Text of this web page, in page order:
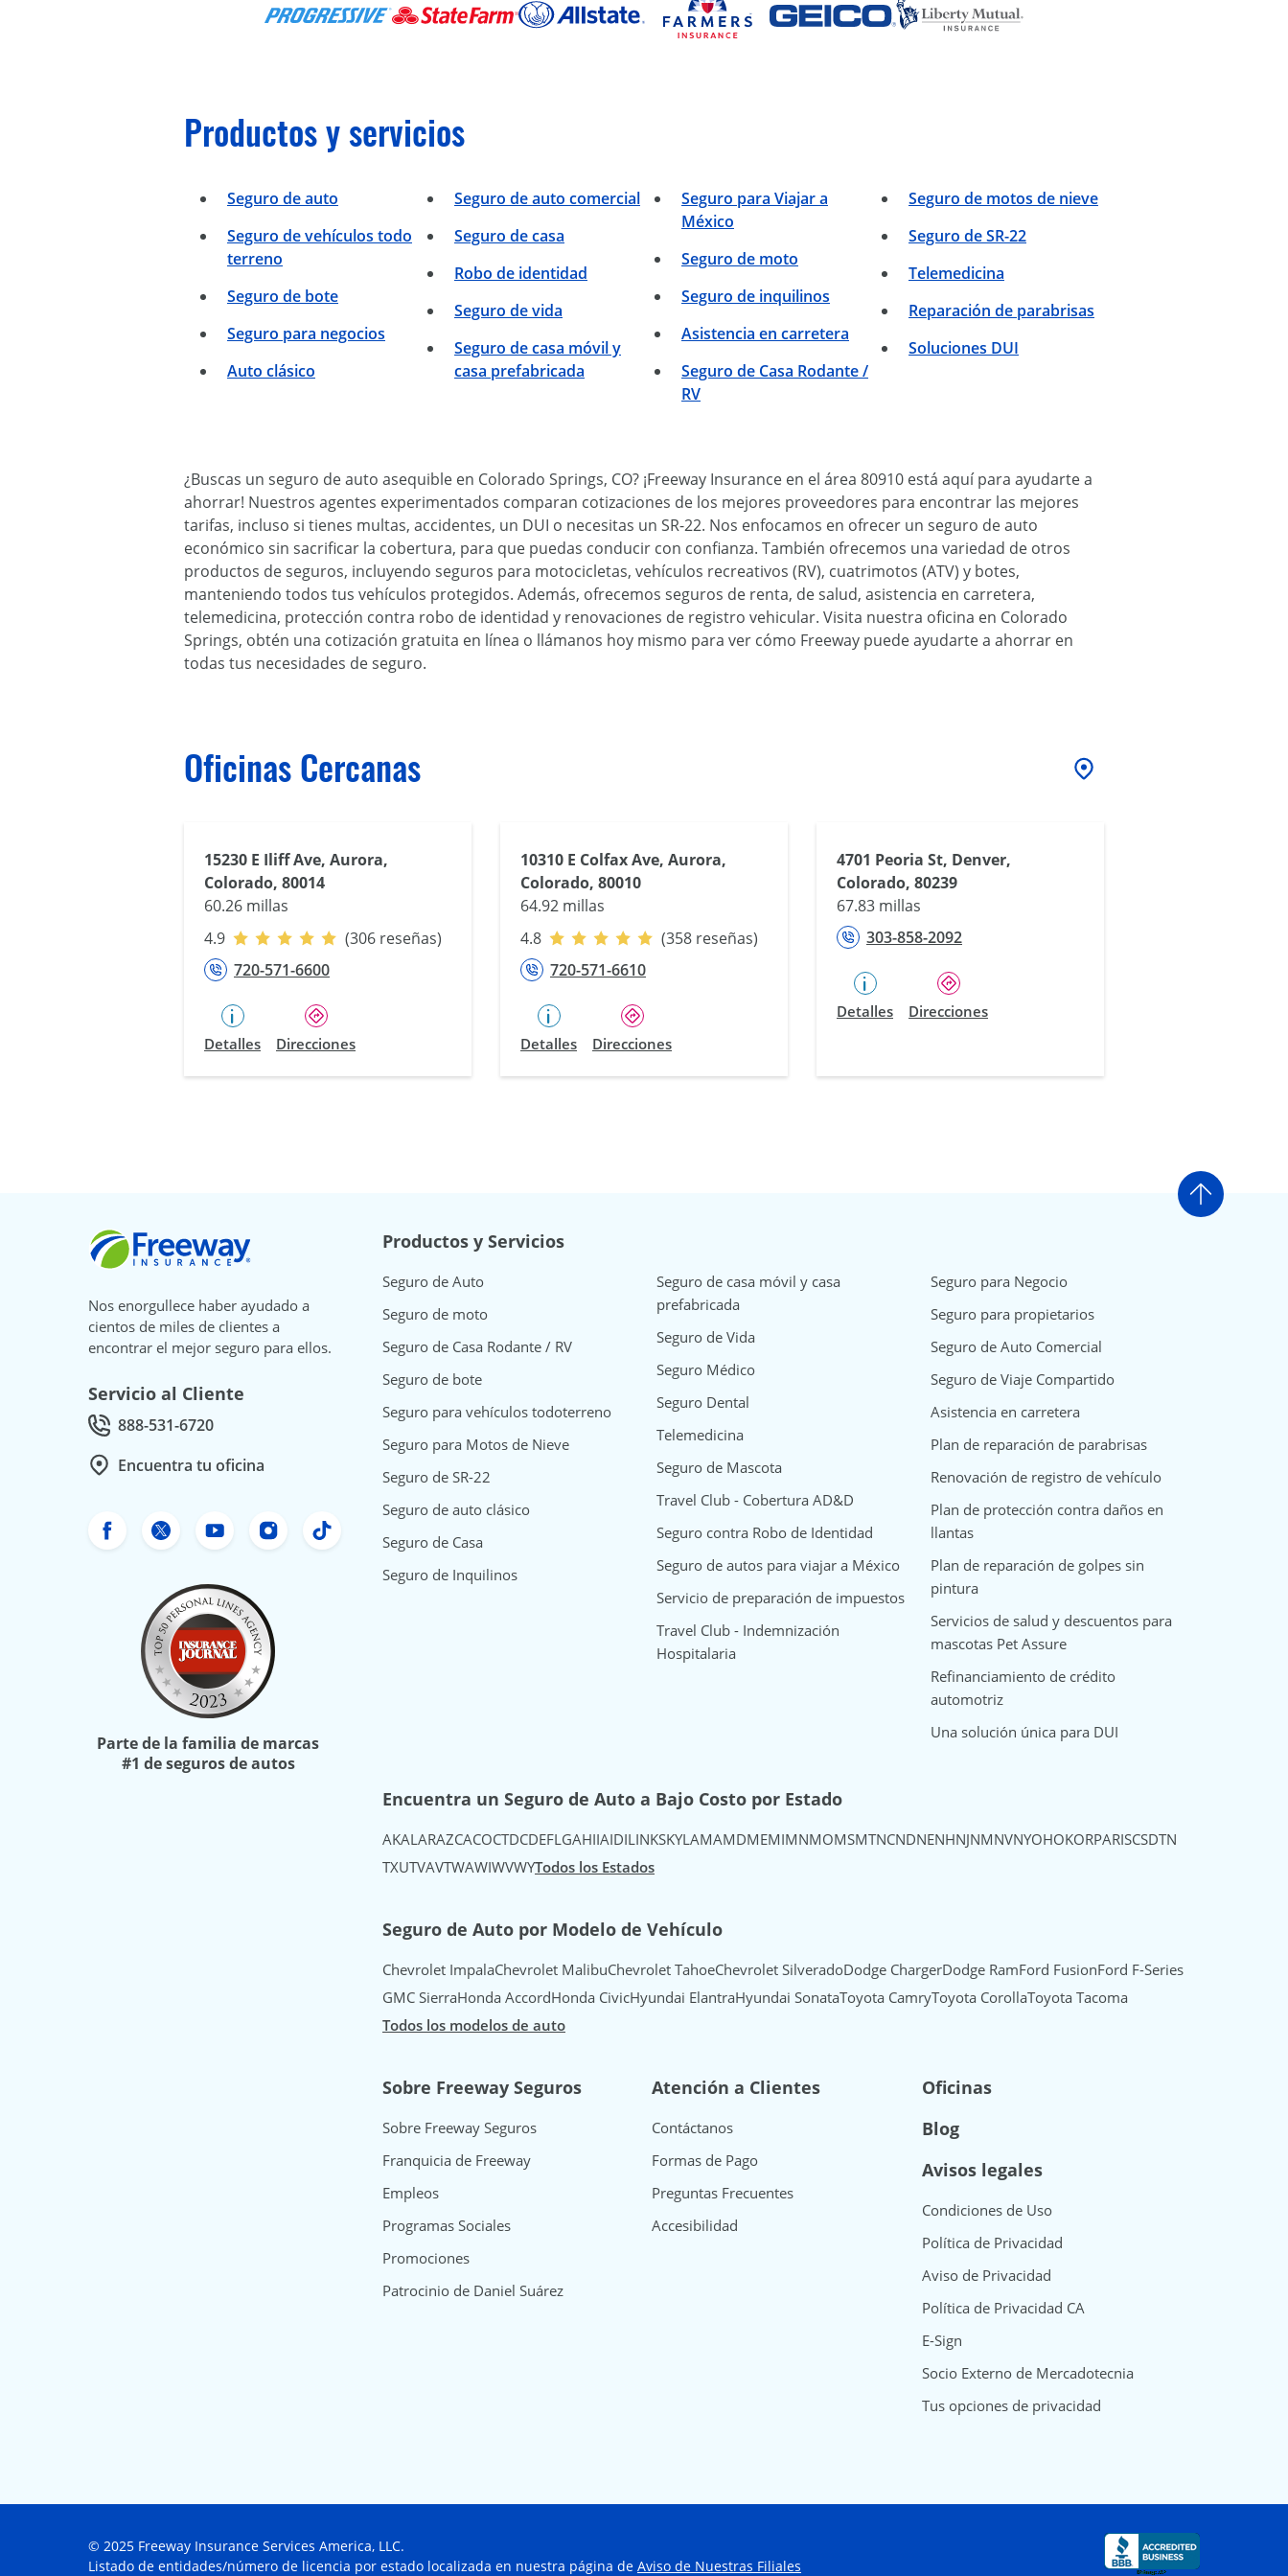
Productos y servicios
Seguro de auto
Seguro de vehículos todo
terreno
Seguro de bote
Seguro para negocios
Auto clásico
Seguro de auto comercial
Seguro de casa
Robo de identidad
Seguro de vida
Seguro de casa móvil y
casa prefabricada
Seguro para Viajar a
México
Seguro de moto
Seguro de inquilinos
Asistencia en carretera
Seguro de Casa Rodante /
RV
Seguro de motos de nieve
Seguro de SR-22
Telemedicina
Reparación de parabrisas
Soluciones DUI
¿Buscas un seguro de auto asequible en Colorado Springs, CO? ¡Freeway Insurance en el área 80910 está aquí para ayudarte a
ahorrar! Nuestros agentes experimentados comparan cotizaciones de los mejores proveedores para encontrar las mejores
tarifas, incluso si tienes multas, accidentes, un DUI o necesitas un SR-22. Nos enfocamos en ofrecer un seguro de auto
económico sin sacrificar la cobertura, para que puedas conducir con confianza. También ofrecemos una variedad de otros
productos de seguros, incluyendo seguros para motocicletas, vehículos recreativos (RV), cuatrimotos (ATV) y botes,
manteniendo todos tus vehículos protegidos. Además, ofrecemos seguros de renta, de salud, asistencia en carretera,
telemedicina, protección contra robo de identidad y renovaciones de registro vehicular. Visita nuestra oficina en Colorado
Springs, obtén una cotización gratuita en línea o llámanos hoy mismo para ver cómo Freeway puede ayudarte a ahorrar en
todas tus necesidades de seguro.
Oficinas Cercanas
15230 E Iliff Ave, Aurora,
Colorado, 80014
60.26 millas
4.9
(306 reseñas)
720-571-6600
Detalles Direcciones
10310 E Colfax Ave, Aurora,
Colorado, 80010
64.92 millas
4.8
(358 reseñas)
720-571-6610
Detalles Direcciones
4701 Peoria St, Denver,
Colorado, 80239
67.83 millas
303-858-2092
Detalles Direcciones
Ir arriba
Freeway Insurance
Nos enorgullece haber ayudado a
cientos de miles de clientes a
encontrar el mejor seguro para ellos.
Servicio al Cliente
Call Customer service at
888-531-6720
Encuentra tu oficina
Facebook de Freeway Insurance
Twitter de Freeway Insurance
YouTube de Freeway Insurance
Instagram Freeway Insurance
TikTok Freeway Insurance
Parte de la familia de marcas
#1 de seguros de autos
Productos y Servicios
Seguro de Auto
Seguro de moto
Seguro de Casa Rodante / RV
Seguro de bote
Seguro para vehículos todoterreno
Seguro para Motos de Nieve
Seguro de SR-22
Seguro de auto clásico
Seguro de Casa
Seguro de Inquilinos
Seguro de casa móvil y casa
prefabricada
Seguro de Vida
Seguro Médico
Seguro Dental
Telemedicina
Seguro de Mascota
Travel Club - Cobertura AD&D
Seguro contra Robo de Identidad
Seguro de autos para viajar a México
Servicio de preparación de impuestos
Travel Club - Indemnización
Hospitalaria
Seguro para Negocio
Seguro para propietarios
Seguro de Auto Comercial
Seguro de Viaje Compartido
Asistencia en carretera
Plan de reparación de parabrisas
Renovación de registro de vehículo
Plan de protección contra daños en
llantas
Plan de reparación de golpes sin
pintura
Servicios de salud y descuentos para
mascotas Pet Assure
Refinanciamiento de crédito
automotriz
Una solución única para DUI
Encuentra un Seguro de Auto a Bajo Costo por Estado
AKALARAZCACOCTDCDEFLGAHIIAIDILINKSKYLAMAMDMEMIMNMOMSMTNCNDNENHNJNMNVNYOHOKORPARISCSDTN
TXUTVAVTWAWIWVWYTodos los Estados
Seguro de Auto por Modelo de Vehículo
Chevrolet ImpalaChevrolet MalibuChevrolet TahoeChevrolet SilveradoDodge ChargerDodge RamFord FusionFord F-Series
GMC SierraHonda AccordHonda CivicHyundai ElantraHyundai SonataToyota CamryToyota CorollaToyota Tacoma
Todos los modelos de auto
Sobre Freeway Seguros
Sobre Freeway Seguros
Franquicia de Freeway
Empleos
Programas Sociales
Promociones
Patrocinio de Daniel Suárez
Atención a Clientes
Contáctanos
Formas de Pago
Preguntas Frecuentes
Accesibilidad
Oficinas
Blog
Avisos legales
Condiciones de Uso
Política de Privacidad
Aviso de Privacidad
Política de Privacidad CA
E-Sign
Socio Externo de Mercadotecnia
Tus opciones de privacidad
© 2025 Freeway Insurance Services America, LLC.
Listado de entidades/número de licencia por estado localizada en nuestra página de Aviso de Nuestras Filiales